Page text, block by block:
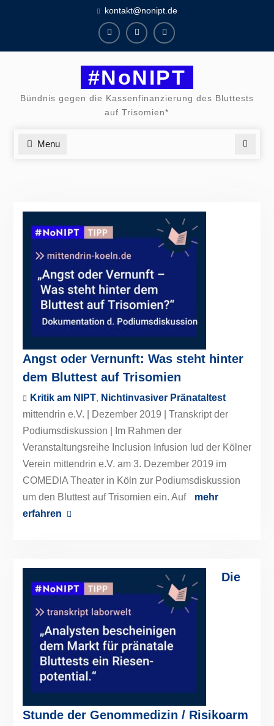
kontakt@nonipt.de
FacebookInstagram
Twitter
#NoNIPT
Bündnis gegen die Kassenfinanzierung des Bluttests
auf Trisomien*
Menu
Angst oder Vernunft: Was steht hinter
dem Bluttest auf Trisomien
Kritik am NIPT, Nichtinvasiver Pränataltest
mittendrin e.V. | Dezember 2019 | Transkript der
Podiumsdiskussion | Im Rahmen der
Veranstaltungsreihe Inclusion Infusion lud der Kölner
Verein mittendrin e.V. am 3. Dezember 2019 im
COMEDIA Theater in Köln zur Podiumsdiskussion
um den Bluttest auf Trisomien ein. Auf
mehr
erfahren
Die
Stunde der Genommedizin / Risikoarm